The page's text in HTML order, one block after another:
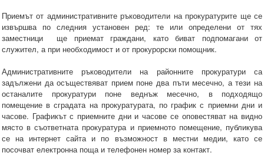
Приемът от административните ръководители на прокуратурите ще се
извършва по следния установен ред: те или определени от тях
заместници ще приемат граждани, като биват подпомагани от
служител, а при необходимост и от прокурорски помощник.
Административните ръководители на районните прокуратури са
задължени да осъществяват прием поне два пъти месечно, а тези на
останалите прокуратури поне веднъж месечно, в подходящо
помещение в сградата на прокуратурата, по график с приемни дни и
часове. Графикът с приемните дни и часове се оповестяват на видно
място в съответната прокуратура и приемното помещение, публикува
се на интернет сайта и по възможност в местни медии, като се
посочват електронна поща и телефонен номер за контакт.